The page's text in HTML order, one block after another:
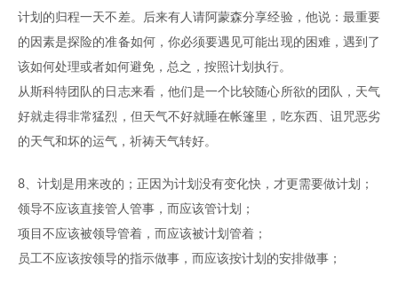
计划的归程一天不差。后来有人请阿蒙森分享经验，他说：最重要
的因素是探险的准备如何，你必须要遇见可能出现的困难，遇到了
该如何处理或者如何避免，总之，按照计划执行。
从斯科特团队的日志来看，他们是一个比较随心所欲的团队，天气
好就走得非常猛烈，但天气不好就睡在帐篷里，吃东西、诅咒恶劣
的天气和坏的运气，祈祷天气转好。
8、计划是用来改的；正因为计划没有变化快，才更需要做计划；
领导不应该直接管人管事，而应该管计划；
项目不应该被领导管着，而应该被计划管着；
员工不应该按领导的指示做事，而应该按计划的安排做事；